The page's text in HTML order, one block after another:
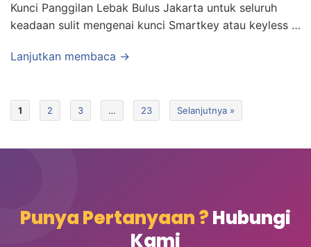
Kunci Panggilan Lebak Bulus Jakarta untuk seluruh
keadaan sulit mengenai kunci Smartkey atau keyless …
Lanjutkan membaca →
1 2 3 … 23 Selanjutnya »
Punya Pertanyaan ?Hubungi
Kami